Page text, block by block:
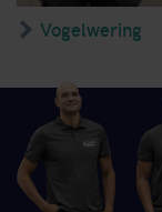
Vogelwering